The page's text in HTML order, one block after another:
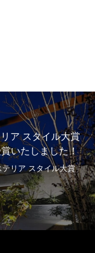
ア スタイル大賞
いたしました！